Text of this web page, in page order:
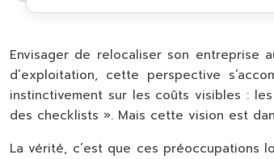
Envisager de relocaliser son entreprise
d’exploitation, cette perspective
instinctivement sur les coûts visibles :
des checklists ». Mais cette vision est
La vérité, c’est que ces préoccupations